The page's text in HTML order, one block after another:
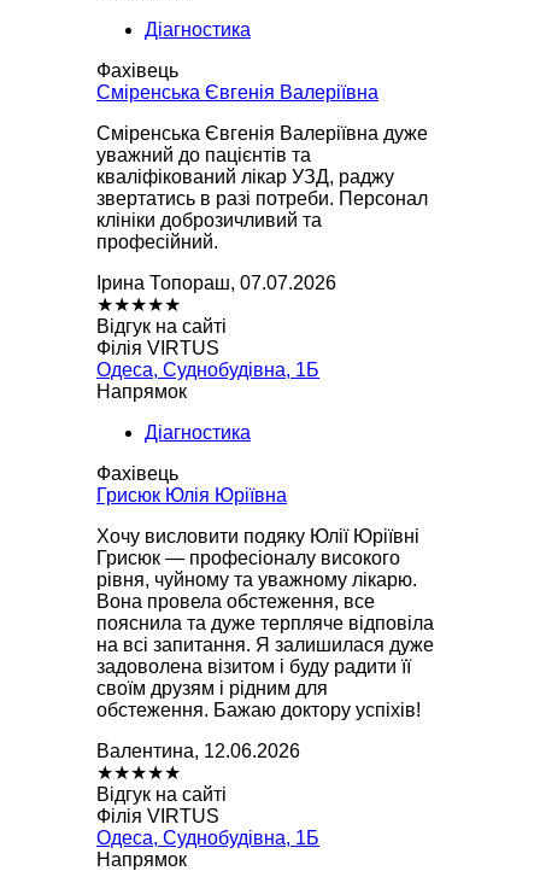
Діагностика
Фахівець
Сміренська Євгенія Валеріївна
Сміренська Євгенія Валеріївна дуже
уважний до пацієнтів та
кваліфікований лікар УЗД, раджу
звертатись в разі потреби. Персонал
клініки доброзичливий та
професійний.
Ірина Топораш, 07.07.2026
★★★★★
Відгук на сайті
Філія VIRTUS
Одеса, Суднобудівна, 1Б
Напрямок
Діагностика
Фахівець
Грисюк Юлія Юріївна
Хочу висловити подяку Юлії Юріївні
Грисюк — професіоналу високого
рівня, чуйному та уважному лікарю.
Вона провела обстеження, все
пояснила та дуже терпляче відповіла
на всі запитання. Я залишилася дуже
задоволена візитом і буду радити її
своїм друзям і рідним для
обстеження. Бажаю доктору успіхів!
Валентина, 12.06.2026
★★★★★
Відгук на сайті
Філія VIRTUS
Одеса, Суднобудівна, 1Б
Напрямок